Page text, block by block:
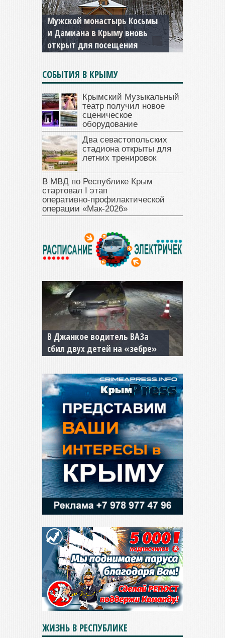
Мужской монастырь Косьмы
и Дамиана в Крыму вновь
открыт для посещения
СОБЫТИЯ В КРЫМУ
Крымский Музыкальный
театр получил новое
сценическое
оборудование
Два севастопольских
стадиона открыты для
летних тренировок
В МВД по Республике Крым
стартовал I этап
оперативно‑профилактической
операции «Мак‑2026»
В Джанкое водитель ВАЗа
сбил двух детей на «зебре»
ЖИЗНЬ В РЕСПУБЛИКЕ